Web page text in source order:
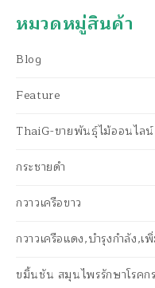
หมวดหมู่สินค้า
Blog
Feature
ThaiG-ขายพันธุ์ไม้ออนไลน์
กระชายดำ
กวาวเครือขาว
กวาวเครือแดง,บำรุงกำลัง,
ขมิ้นชัน สมุนไพรรักษาโรคก